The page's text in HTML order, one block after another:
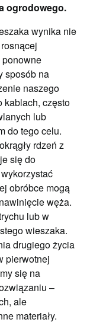
ogrodowego.
wynika nie
sposób na
naszego
kablach, często
lub
do tego celu.
rdzeń z
się do
obróbce mogą
węża.
lub w
wieszaka.
drugiego życia
pierwotnej
się na
–
ale
materiały.